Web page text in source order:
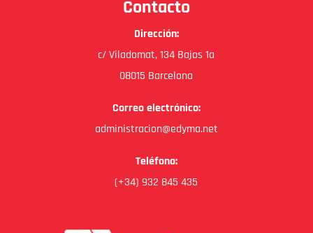
Contacto
Dirección:
c/ Viladomat, 134 Bajos 1a
08015 Barcelona
Correo electrónico:
administracion@edyma.net
Teléfono:
(+34) 932 845 435